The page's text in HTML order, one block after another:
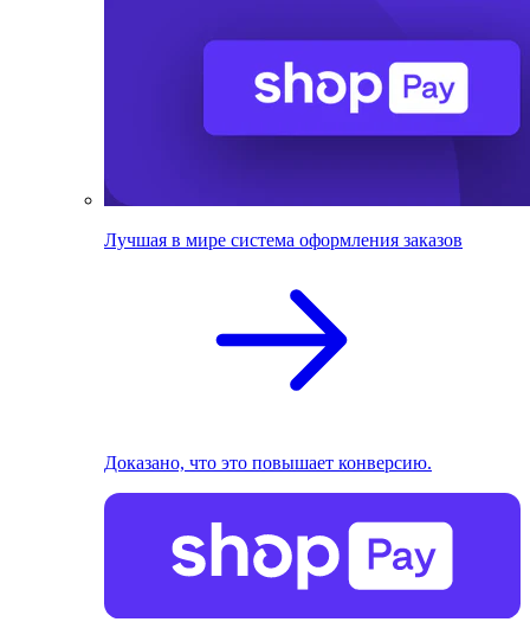
Лучшая в мире система оформления заказов
Доказано, что это повышает конверсию.